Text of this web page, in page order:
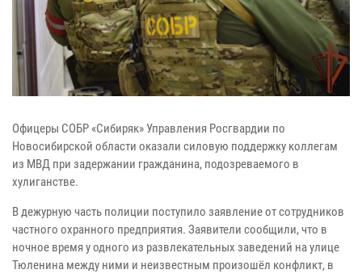
Офицеры СОБР «Сибиряк» Управления Росгвардии по
Новосибирской области оказали силовую поддержку коллегам
из МВД при задержании гражданина, подозреваемого в
хулиганстве.
В дежурную часть полиции поступило заявление от сотрудников
частного охранного предприятия. Заявители сообщили, что в
ночное время у одного из развлекательных заведений на улице
Тюленина между ними и неизвестным произошёл конфликт, в